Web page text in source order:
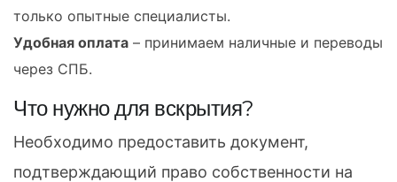
только опытные специалисты.
Удобная оплата – принимаем наличные и переводы
через СПБ.
Что нужно для вскрытия?
Необходимо предоставить документ,
подтверждающий право собственности на